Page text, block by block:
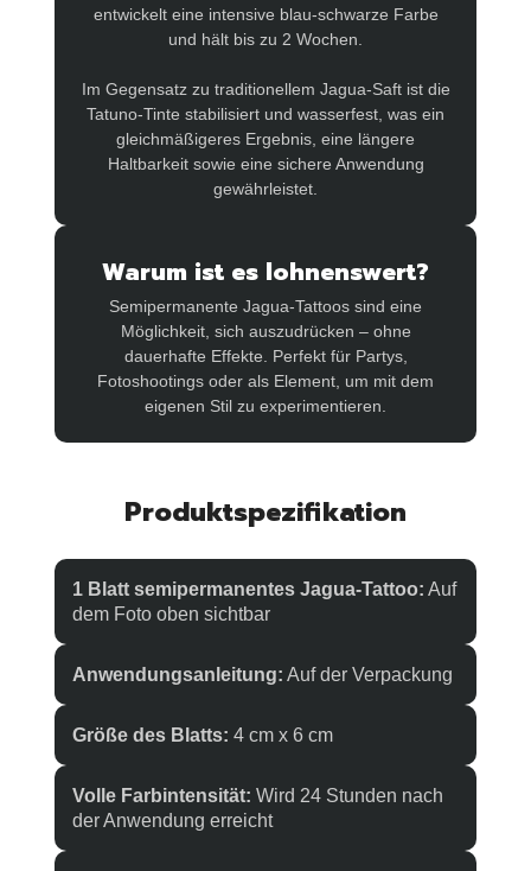
entwickelt eine intensive blau-schwarze Farbe
und hält bis zu 2 Wochen.
Im Gegensatz zu traditionellem Jagua-Saft ist die
Tatuno-Tinte stabilisiert und wasserfest, was ein
gleichmäßigeres Ergebnis, eine längere
Haltbarkeit sowie eine sichere Anwendung
gewährleistet.
Warum ist es lohnenswert?
Semipermanente Jagua-Tattoos sind eine
Möglichkeit, sich auszudrücken – ohne
dauerhafte Effekte. Perfekt für Partys,
Fotoshootings oder als Element, um mit dem
eigenen Stil zu experimentieren.
Produktspezifikation
1 Blatt semipermanentes Jagua-Tattoo: Auf
dem Foto oben sichtbar
Anwendungsanleitung: Auf der Verpackung
Größe des Blatts: 4 cm x 6 cm
Volle Farbintensität: Wird 24 Stunden nach
der Anwendung erreicht